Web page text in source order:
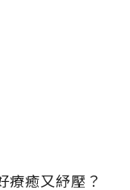
療癒又紓壓？